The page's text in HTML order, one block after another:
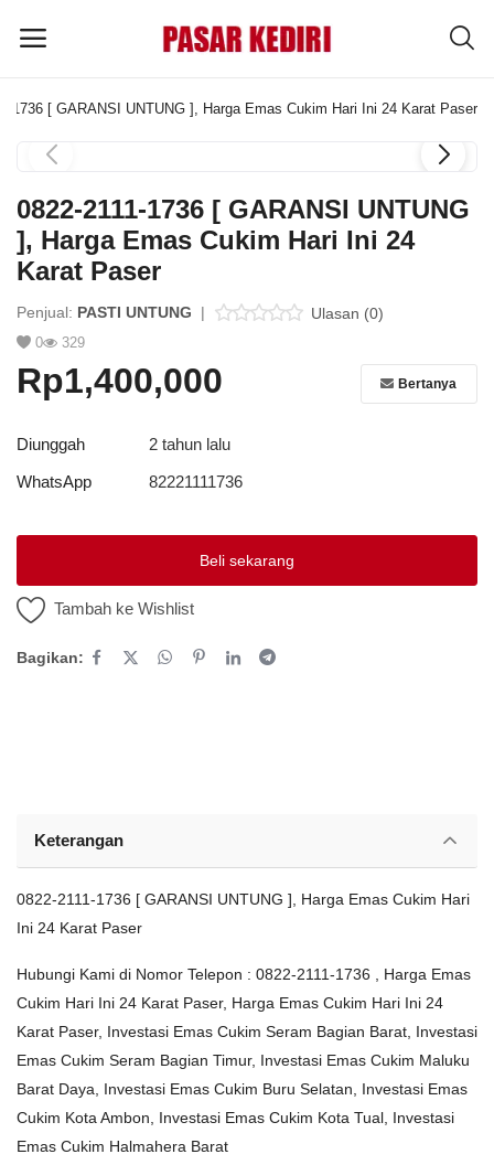
MENU UTAMA
Kategori
Home
Wishlist
Blog
Tentang Kami
Hubungi Kami
1736 [ GARANSI UNTUNG ], Harga Emas Cukim Hari Ini 24 Karat Paser
0822-2111-1736 [ GARANSI UNTUNG
], Harga Emas Cukim Hari Ini 24
Karat Paser
Penjual: PASTI UNTUNG | Ulasan (0)
0 329
Rp1,400,000 Bertanya
Diunggah
2 tahun lalu
WhatsApp
82221111736
Beli sekarang
Tambah ke Wishlist
Bagikan:
Keterangan
0822-2111-1736 [ GARANSI UNTUNG ], Harga Emas Cukim Hari
Ini 24 Karat Paser
Hubungi Kami di Nomor Telepon : 0822-2111-1736 , Harga Emas
Cukim Hari Ini 24 Karat Paser, Harga Emas Cukim Hari Ini 24
Karat Paser, Investasi Emas Cukim Seram Bagian Barat, Investasi
Emas Cukim Seram Bagian Timur, Investasi Emas Cukim Maluku
Barat Daya, Investasi Emas Cukim Buru Selatan, Investasi Emas
Cukim Kota Ambon, Investasi Emas Cukim Kota Tual, Investasi
Emas Cukim Halmahera Barat